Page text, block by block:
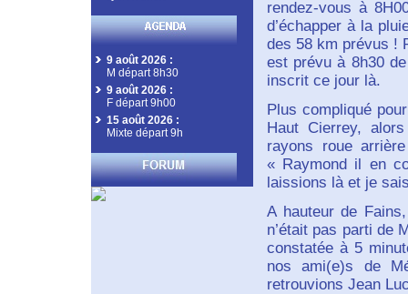
9 août 2026 :
M départ 8h30
9 août 2026 :
F départ 9h00
15 août 2026 :
Mixte départ 9h
rendez-vous à
d’échapper à la
des 58 km prévus !
est prévu à 8h30
inscrit ce jour là.
Plus compliqué
Haut Cierrey,
rayons roue
« Raymond il en
laissions là et je
A hauteur de
n’était pas parti de
constatée à 5
nos ami(e)s de
retrouvions Jean